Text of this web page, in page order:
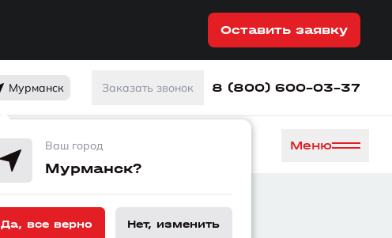
Оставить заявку
Мурманск
Ваш город
Мурманск?
Да, все верно Нет, изменить
Заказать звонок 8 (800) 600-03-37
Меню